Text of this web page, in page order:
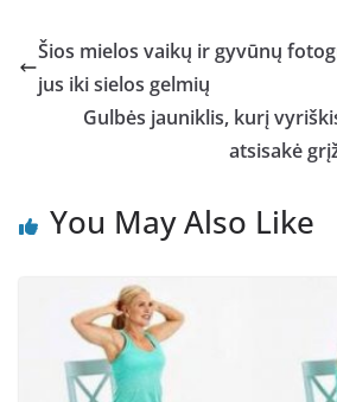
Šios mielos vaikų ir gyvūnų
jus iki sielos gelmių
Gulbės jauniklis, kurį
atsisakė
You May Also Like